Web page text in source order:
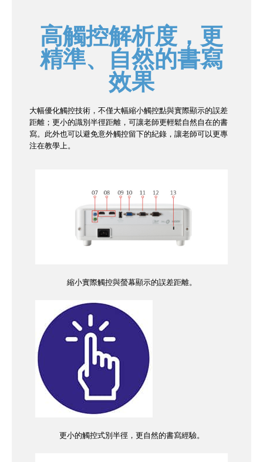
高觸控解析度，更
精準、自然的書寫
效果
大幅優化觸控技術，不僅大幅縮小觸控點與實際顯示的誤差
距離；更小的識別半徑距離，可讓老師更輕鬆自然自在的書
寫。此外也可以避免意外觸控留下的紀錄，讓老師可以更專
注在教學上。
縮小實際觸控與螢幕顯示的誤差距離。
更小的觸控式別半徑，更自然的書寫經驗。